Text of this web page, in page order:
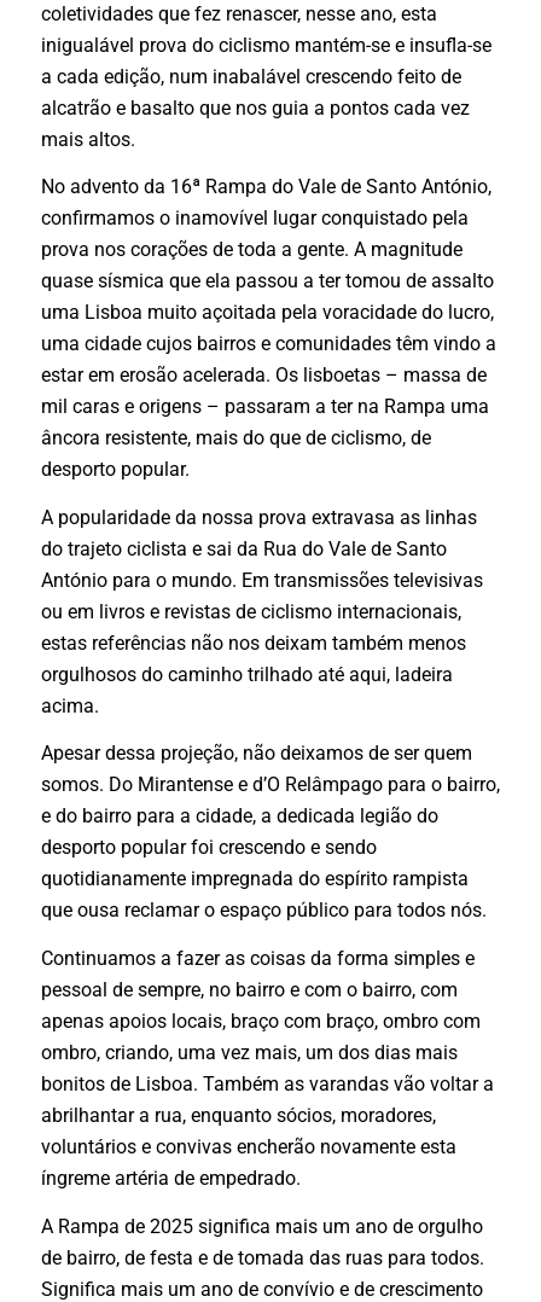
coletividades que fez renascer, nesse ano, esta
inigualável prova do ciclismo mantém-se e insufla-se
a cada edição, num inabalável crescendo feito de
alcatrão e basalto que nos guia a pontos cada vez
mais altos.
No advento da 16ª Rampa do Vale de Santo António,
confirmamos o inamovível lugar conquistado pela
prova nos corações de toda a gente. A magnitude
quase sísmica que ela passou a ter tomou de assalto
uma Lisboa muito açoitada pela voracidade do lucro,
uma cidade cujos bairros e comunidades têm vindo a
estar em erosão acelerada. Os lisboetas – massa de
mil caras e origens – passaram a ter na Rampa uma
âncora resistente, mais do que de ciclismo, de
desporto popular.
A popularidade da nossa prova extravasa as linhas
do trajeto ciclista e sai da Rua do Vale de Santo
António para o mundo. Em transmissões televisivas
ou em livros e revistas de ciclismo internacionais,
estas referências não nos deixam também menos
orgulhosos do caminho trilhado até aqui, ladeira
acima.
Apesar dessa projeção, não deixamos de ser quem
somos. Do Mirantense e d’O Relâmpago para o bairro,
e do bairro para a cidade, a dedicada legião do
desporto popular foi crescendo e sendo
quotidianamente impregnada do espírito rampista
que ousa reclamar o espaço público para todos nós.
Continuamos a fazer as coisas da forma simples e
pessoal de sempre, no bairro e com o bairro, com
apenas apoios locais, braço com braço, ombro com
ombro, criando, uma vez mais, um dos dias mais
bonitos de Lisboa. Também as varandas vão voltar a
abrilhantar a rua, enquanto sócios, moradores,
voluntários e convivas encherão novamente esta
íngreme artéria de empedrado.
A Rampa de 2025 significa mais um ano de orgulho
de bairro, de festa e de tomada das ruas para todos.
Significa mais um ano de convívio e de crescimento